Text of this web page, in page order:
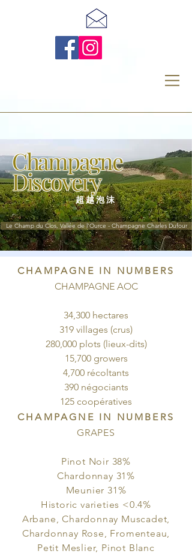
Champagne
Discovery
超越泡沫
Le Champ du Clos, Vallée de l'Ource - Champagne Charles Dufour
CHAMPAGNE IN NUMBERS
CHAMPAGNE AOC
34,300 hectares
319 villages (crus)
280,000 plots (lieux-dits)
15,700 growers
4,700 récoltants
390 négociants
125 coopératives
CHAMPAGNE IN NUMBERS
GRAPES
Pinot Noir 38%
Chardonnay 31%
Meunier 31%
Historic varieties <0.4%
Arbane, Chardonnay Muscadet,
Chardonnay Rose, Fromenteau,
Petit Meslier, Pinot Blanc